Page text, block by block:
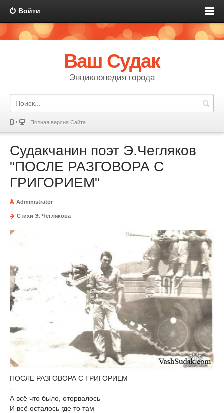
Войти
Ваш Судак
Энциклопедия города
Полная версия Сайта
Судакчанин поэт Э.Чегляков
"ПОСЛЕ РАЗГОВОРА С
ГРИГОРИЕМ"
Administrator
Стихи Э. Чеглякова
ПОСЛЕ РАЗГОВОРА С ГРИГОРИЕМ
-
А всё что было, оторвалось
И всё осталось где то там